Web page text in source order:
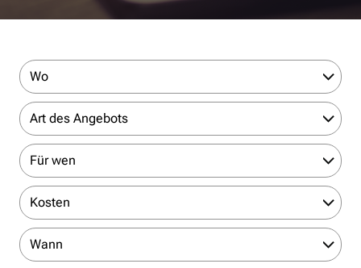
Wo
Art des Angebots
Für wen
Kosten
Wann